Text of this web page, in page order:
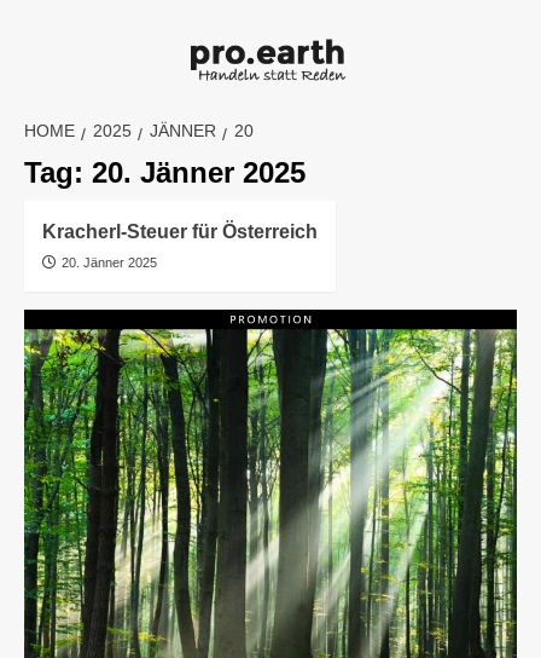
HOME 2025 JÄNNER 20
Tag: 20. Jänner 2025
Kracherl-Steuer für Österreich
20. Jänner 2025